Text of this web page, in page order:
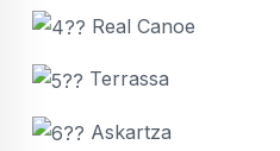
Real Canoe
Terrassa
Askartza